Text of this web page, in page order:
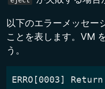
以下のエラーメッセー
ことを表します。VM
う。